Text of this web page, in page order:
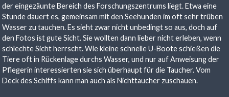
der eingezäunte Bereich des Forschungszentrums liegt. Etwa eine
Stunde dauert es, gemeinsam mit den Seehunden im oft sehr trüben
Wasser zu tauchen. Es sieht zwar nicht unbedingt so aus, doch auf
den Fotos ist gute Sicht. Sie wollten dann lieber nicht erleben, wenn
schlechte Sicht herrscht. Wie kleine schnelle U-Boote schießen die
Tiere oft in Rückenlage durchs Wasser, und nur auf Anweisung der
Pflegerin interessierten sie sich überhaupt für die Taucher. Vom
Deck des Schiffs kann man auch als Nichttaucher zuschauen.